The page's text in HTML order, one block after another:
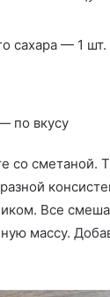
сахара — 1 шт.
по вкусу
со сметаной.
Все
массу.